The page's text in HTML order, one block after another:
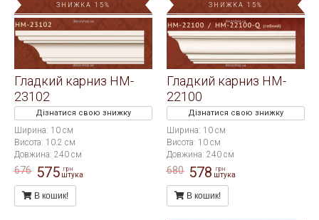
ЗНИЖКА 15%
Гладкий карниз HM-
23102
Дізнатися свою знижку
Ширина: 10 см
Висота: 10.2 см
Довжина: 240 см
676 575 грн
штука
В кошик!
ЗНИЖКА 15%
Гладкий карниз HM-
22100
Дізнатися свою знижку
Ширина: 10 см
Висота: 10 см
Довжина: 240 см
680 578 грн
штука
В кошик!